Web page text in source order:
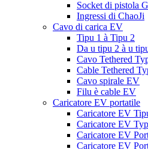
Socket di pistola
Ingressi di ChaoJi
Cavo di carica EV
Tipu 1 à Tipu 2
Da u tipu 2 à u
Cavo Tethered
Cable Tethered
Cavo spirale EV
Filu è cable EV
Caricatore EV portatile
Caricatore EV
Caricatore EV
Caricatore EV
Caricatore EV